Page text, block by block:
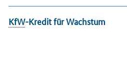
KfW-Kredit für Wachstum